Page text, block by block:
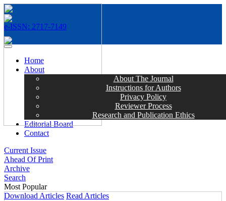
e-ISSN: 2717-7149
MENÜ
Home
About
About The Journal
Instructions for Authors
Privacy Policy
Reviewer Process
Research and Publication Ethics
Editorial Board
Contact
Current Issue
Ahead Of Print
Archive
Search
Most Popular
Download Articles Read Articles